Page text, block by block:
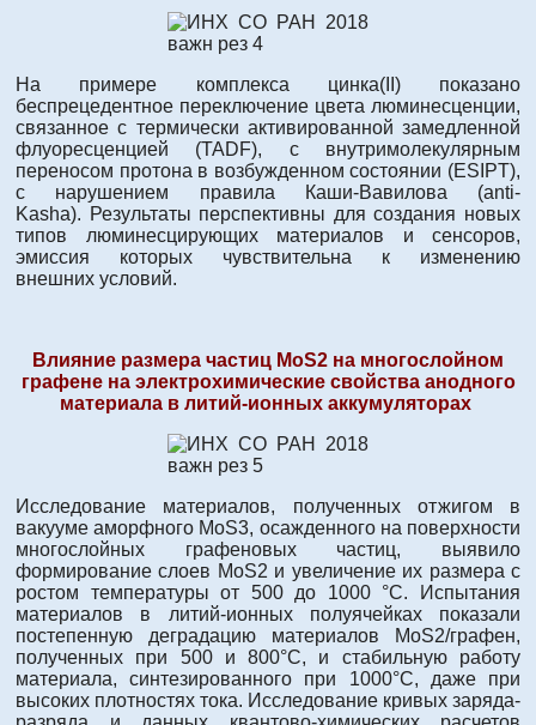
На примере комплекса цинка(II) показано
беспрецедентное переключение цвета люминесценции,
связанное с термически активированной замедленной
флуоресценцией (TADF), с внутримолекулярным
переносом протона в возбужденном состоянии (ESIPT),
с нарушением правила Каши-Вавилова (anti-
Kasha). Результаты перспективны для создания новых
типов люминесцирующих материалов и сенсоров,
эмиссия которых чувствительна к изменению
внешних условий.
Влияние размера частиц MoS2 на многослойном
графене на электрохимические свойства анодного
материала в литий-ионных аккумуляторах
Исследование материалов, полученных отжигом в
вакууме аморфного MoS3, осажденного на поверхности
многослойных графеновых частиц, выявило
формирование слоев MoS2 и увеличение их размера с
ростом температуры от 500 до 1000 °C. Испытания
материалов в литий-ионных полуячейках показали
постепенную деградацию материалов MoS2/графен,
полученных при 500 и 800°C, и стабильную работу
материала, синтезированного при 1000°C, даже при
высоких плотностях тока. Исследование кривых заряда-